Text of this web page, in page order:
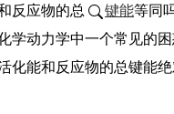
反应物的总 键能等同
学动力学中一个常见的
化能和反应物的总键能